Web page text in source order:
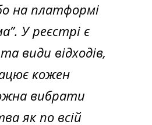
на платформі
У реєстрі є
види відходів,
кожен
вибрати
як по всій